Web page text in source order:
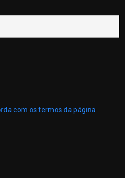
com os termos da página